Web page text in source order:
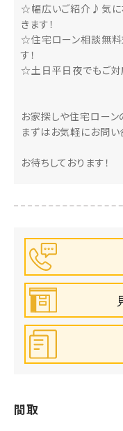
☆幅広いご紹介♪気に
きます！
☆住宅ローン相談無料
す！
☆土日平日夜でもご対
お家探しや住宅ローン
まずはお気軽にお問い
お待ちしております！
間取